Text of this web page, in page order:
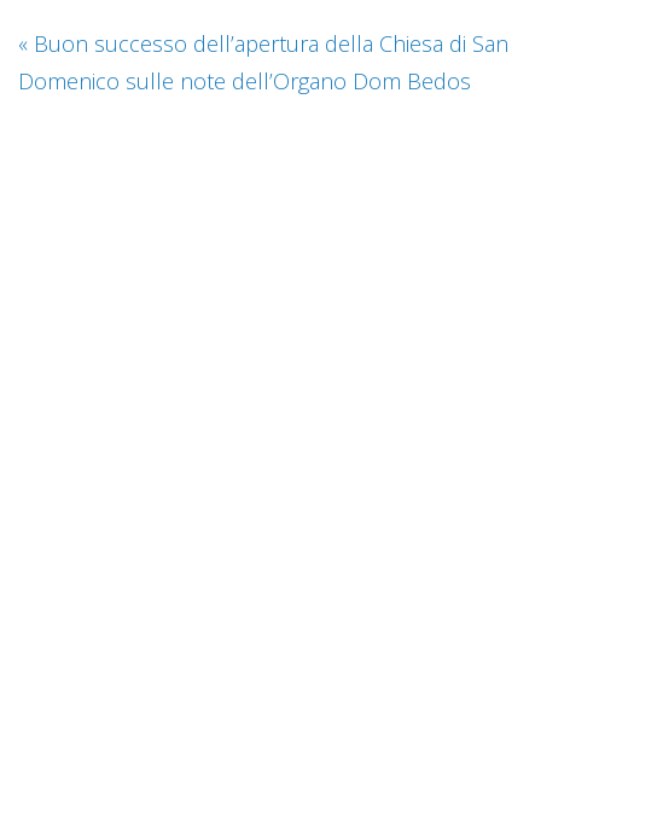
« Buon successo dell’apertura della Chiesa di San
Domenico sulle note dell’Organo Dom Bedos